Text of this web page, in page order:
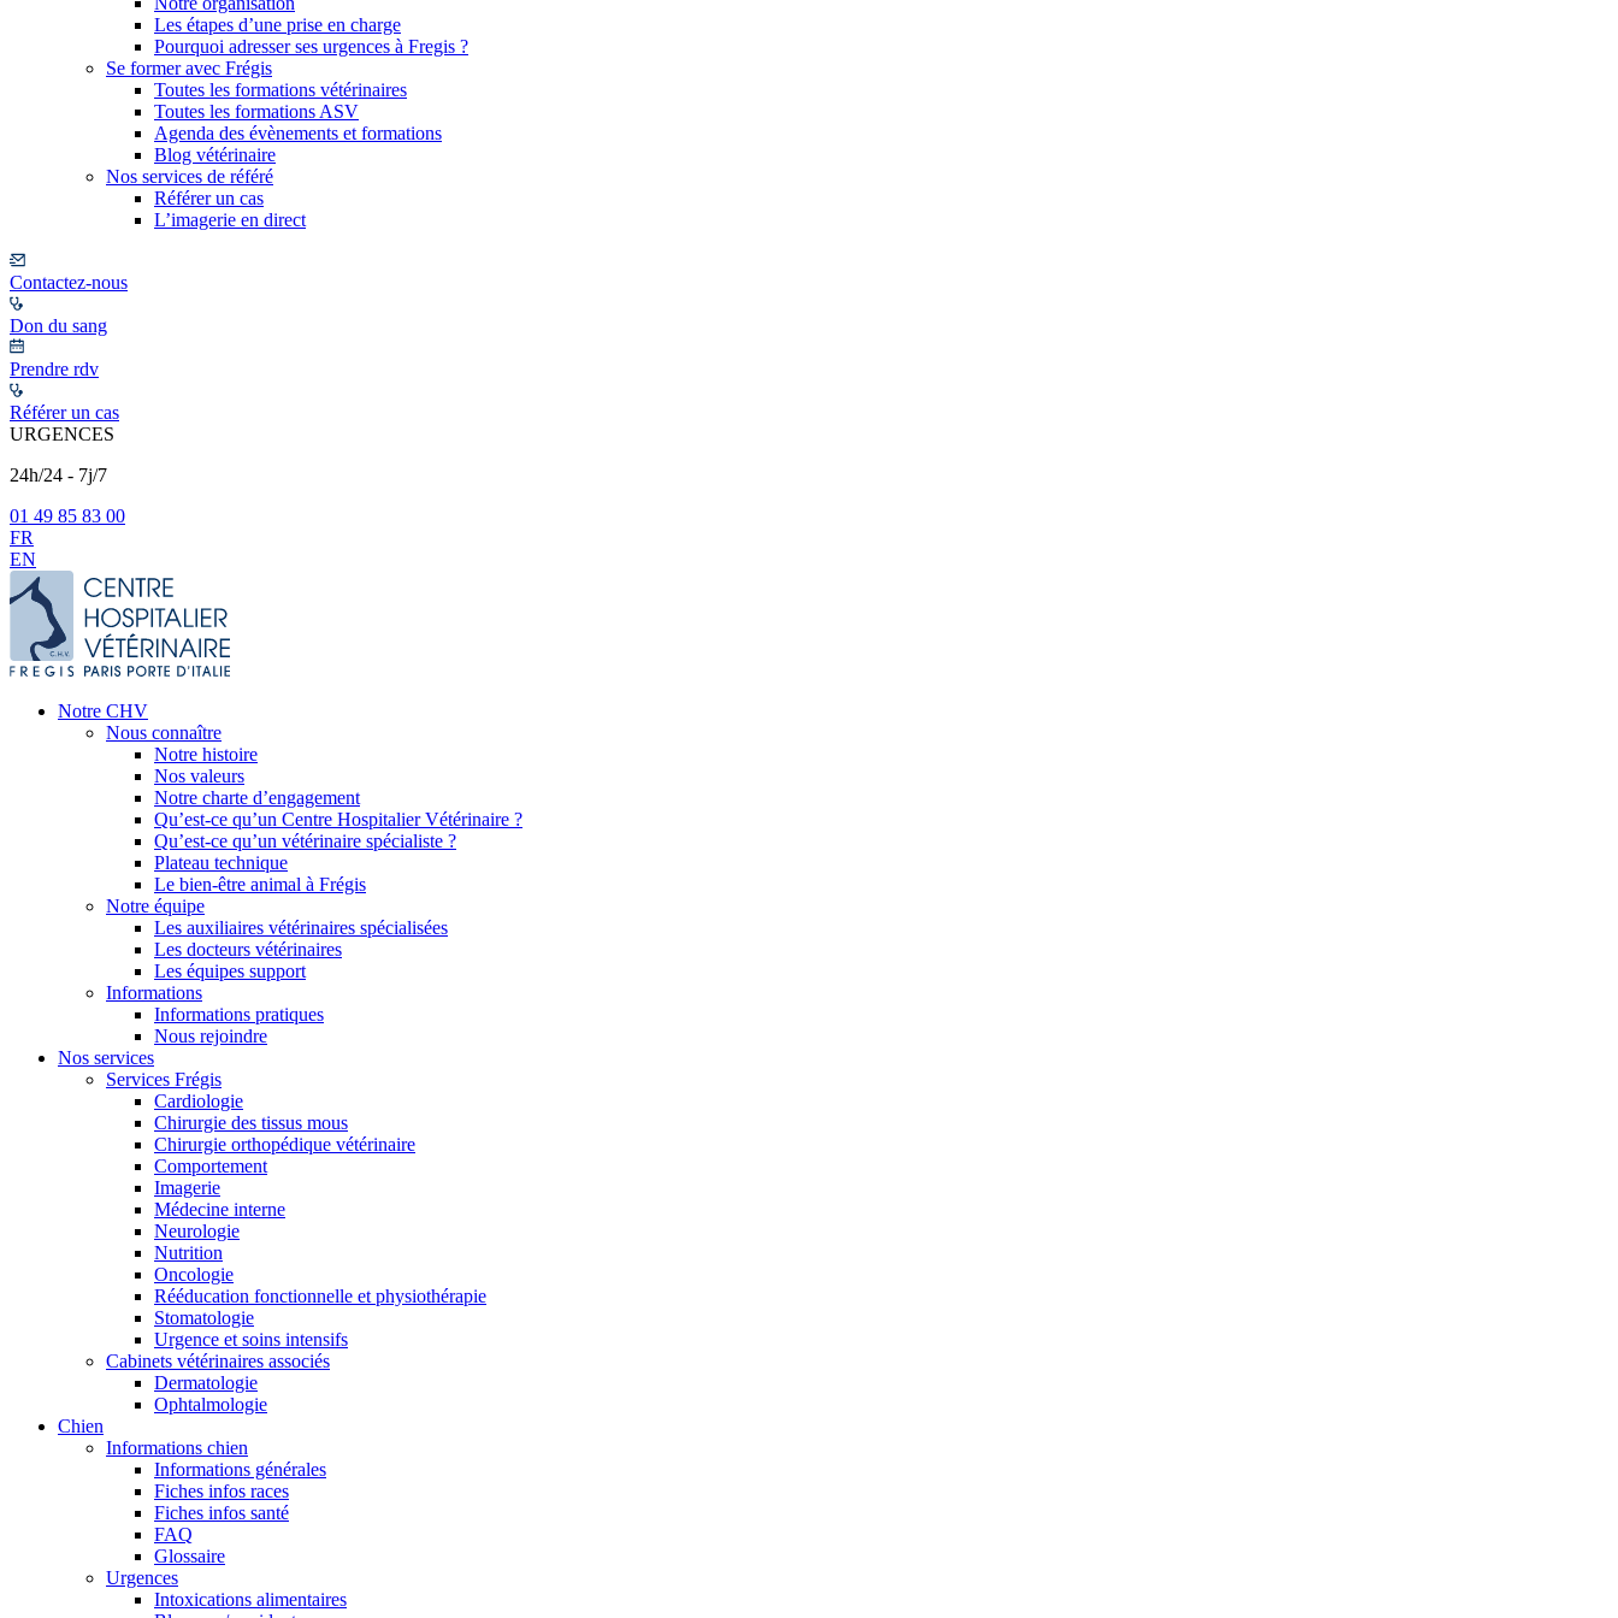
Les étapes d’une prise en charge
Pourquoi adresser ses urgences à Fregis ?
Se former avec Frégis
Toutes les formations vétérinaires
Toutes les formations ASV
Agenda des évènements et formations
Blog vétérinaire
Nos services de référé
Référer un cas
L’imagerie en direct
Contactez-nous
Don du sang
Prendre rdv
Référer un cas
URGENCES
24h/24 - 7j/7
01 49 85 83 00
FR
EN
Notre CHV
Nous connaître
Notre histoire
Nos valeurs
Notre charte d’engagement
Qu’est-ce qu’un Centre Hospitalier Vétérinaire ?
Qu’est-ce qu’un vétérinaire spécialiste ?
Plateau technique
Le bien-être animal à Frégis
Notre équipe
Les auxiliaires vétérinaires spécialisées
Les docteurs vétérinaires
Les équipes support
Informations
Informations pratiques
Nous rejoindre
Nos services
Services Frégis
Cardiologie
Chirurgie des tissus mous
Chirurgie orthopédique vétérinaire
Comportement
Imagerie
Médecine interne
Neurologie
Nutrition
Oncologie
Rééducation fonctionnelle et physiothérapie
Stomatologie
Urgence et soins intensifs
Cabinets vétérinaires associés
Dermatologie
Ophtalmologie
Chien
Informations chien
Informations générales
Fiches infos races
Fiches infos santé
FAQ
Glossaire
Urgences
Intoxications alimentaires